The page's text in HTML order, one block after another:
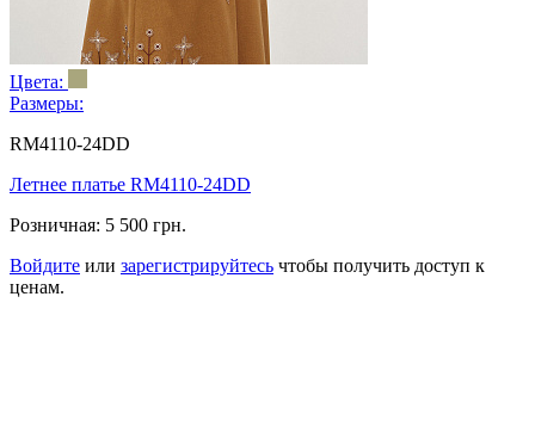
Цвета:
Размеры:
RM4110-24DD
Летнее платье RM4110-24DD
Розничная: 5 500 грн.
Войдите или зарегистрируйтесь чтобы получить доступ к
ценам.